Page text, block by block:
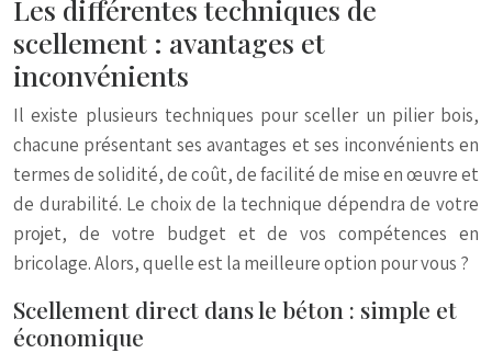
Les différentes techniques de
scellement : avantages et
inconvénients
Il existe plusieurs techniques pour sceller un pilier bois,
chacune présentant ses avantages et ses inconvénients en
termes de solidité, de coût, de facilité de mise en œuvre et
de durabilité. Le choix de la technique dépendra de votre
projet, de votre budget et de vos compétences en
bricolage. Alors, quelle est la meilleure option pour vous ?
Scellement direct dans le béton : simple et
économique